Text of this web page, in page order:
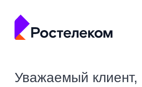
Уважаемый клиент,